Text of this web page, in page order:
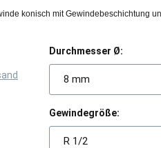
konisch mit Gewindebeschichtung
Durchmesser Ø:
8 mm
Gewindegröße:
R 1/2